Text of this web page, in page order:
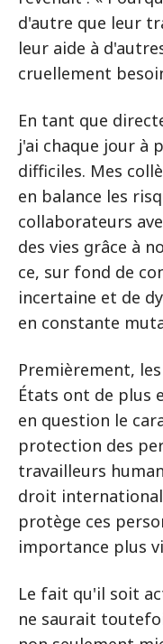
d'autre que leur
leur aide à
cruellement
En tant que
j'ai chaque jour à
difficiles. Mes
en balance les
collaborateurs
des vies grâce à
ce, sur fond de
incertaine et de
en constante
Premièrement,
États ont de plus
en question le
protection des
travailleurs
droit
protège ces
importance plus
Le fait qu'il soit
ne saurait